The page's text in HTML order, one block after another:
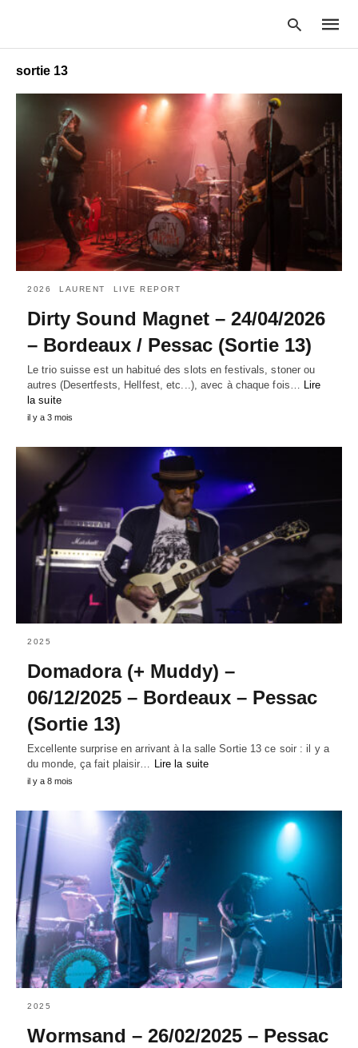
Type
your
search
query
and
hit
enter:
sortie 13
2026 LAURENT LIVE REPORT
Dirty Sound Magnet – 24/04/2026
– Bordeaux / Pessac (Sortie 13)
Le trio suisse est un habitué des slots en festivals, stoner ou
autres (Desertfests, Hellfest, etc...), avec à chaque fois… Lire
la suite
il y a 3 mois
2025
Domadora (+ Muddy) –
06/12/2025 – Bordeaux – Pessac
(Sortie 13)
Excellente surprise en arrivant à la salle Sortie 13 ce soir : il y a
du monde, ça fait plaisir… Lire la suite
il y a 8 mois
2025
Wormsand – 26/02/2025 – Pessac